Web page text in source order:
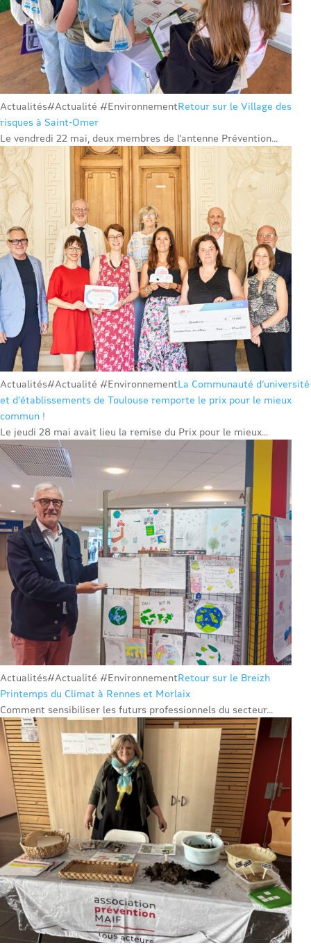
Actualités#Actualité #EnvironnementRetour sur le Village des
risques à Saint-Omer
Le vendredi 22 mai, deux membres de l’antenne Prévention...
Actualités#Actualité #EnvironnementLa Communauté d’université
et d’établissements de Toulouse remporte le prix pour le mieux
commun !
Le jeudi 28 mai avait lieu la remise du Prix pour le mieux...
Actualités#Actualité #EnvironnementRetour sur le Breizh
Printemps du Climat à Rennes et Morlaix
Comment sensibiliser les futurs professionnels du secteur...